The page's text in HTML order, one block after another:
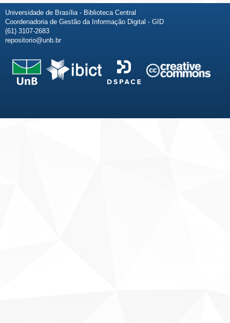
Universidade de Brasília - Biblioteca Central
Coordenadoria de Gestão da Informação Digital - GID
(61) 3107-2683
repositorio@unb.br